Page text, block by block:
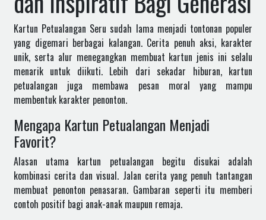
Kartun Petualangan Seru sudah lama menjadi tontonan populer
yang digemari berbagai kalangan. Cerita penuh aksi, karakter
unik, serta alur menegangkan membuat kartun jenis ini selalu
menarik untuk diikuti. Lebih dari sekadar hiburan, kartun
petualangan juga membawa pesan moral yang mampu
membentuk karakter penonton.
Mengapa Kartun Petualangan Menjadi
Favorit?
Alasan utama kartun petualangan begitu disukai adalah
kombinasi cerita dan visual. Jalan cerita yang penuh tantangan
membuat penonton penasaran. Gambaran seperti itu memberi
contoh positif bagi anak-anak maupun remaja.